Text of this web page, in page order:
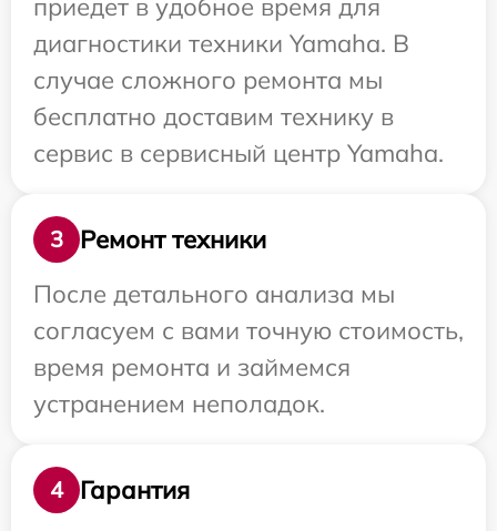
приедет в удобное время для
диагностики техники Yamaha. В
случае сложного ремонта мы
бесплатно доставим технику в
сервис в сервисный центр Yamaha.
3
Ремонт техники
После детального анализа мы
согласуем с вами точную стоимость,
время ремонта и займемся
устранением неполадок.
4
Гарантия